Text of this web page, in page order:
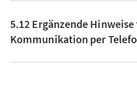
5.12 Ergänzende
Kommunikation per